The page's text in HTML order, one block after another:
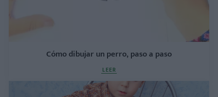
Cómo dibujar un perro, paso a paso
LEER